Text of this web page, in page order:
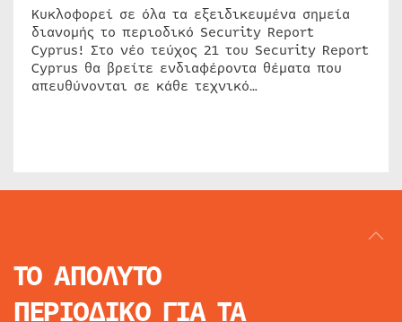
Κυκλοφορεί σε όλα τα εξειδικευμένα σημεία
διανομής το περιοδικό Security Report
Cyprus! Στο νέο τεύχος 21 του Security Report
Cyprus θα βρείτε ενδιαφέροντα θέματα που
απευθύνονται σε κάθε τεχνικό…
ΤΟ ΑΠΟΛΥΤΟ
ΠΕΡΙΟΔΙΚΟ ΓΙΑ ΤΑ